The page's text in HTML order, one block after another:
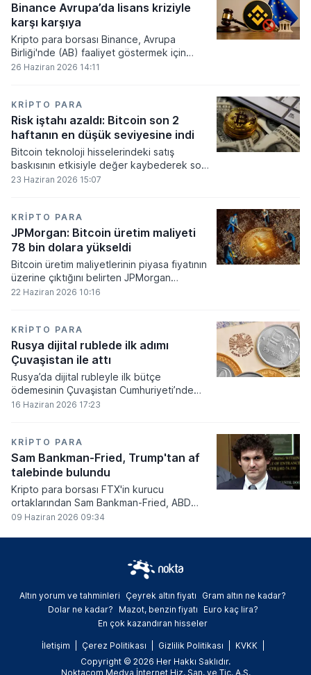
Binance Avrupa’da lisans kriziyle
karşı karşıya
Kripto para borsası Binance, Avrupa
Birliği'nde (AB) faaliyet göstermek için
gerekli düzenleyici onayları alamadı.
26 Haziran 2026 14:11
KRIPTO PARA
Risk iştahı azaldı: Bitcoin son 2
haftanın en düşük seviyesine indi
Bitcoin teknoloji hisselerindeki satış
baskısının etkisiyle değer kaybederek son
iki haftanın en düşük seviyesini gördü.
23 Haziran 2026 15:07
KRIPTO PARA
JPMorgan: Bitcoin üretim maliyeti
78 bin dolara yükseldi
Bitcoin üretim maliyetlerinin piyasa fiyatının
üzerine çıktığını belirten JPMorgan
analistleri, madencilik sektöründeki kârlılık
22 Haziran 2026 10:16
KRIPTO PARA
Rusya dijital rublede ilk adımı
Çuvaşistan ile attı
Rusya’da dijital rubleyle ilk bütçe
ödemesinin Çuvaşistan Cumhuriyeti’nde
gerçekleştirildiği bildirildi.
16 Haziran 2026 17:23
KRIPTO PARA
Sam Bankman-Fried, Trump'tan af
talebinde bulundu
Kripto para borsası FTX'in kurucu
ortaklarından Sam Bankman-Fried, ABD
Başkanı Donald Trump'tan resmi olarak af
09 Haziran 2026 09:34
Altın yorum ve tahminleri Çeyrek altın fiyatı
Gram altın ne kadar?
Dolar ne kadar?
Mazot, benzin fiyatı
Euro kaç lira?
En çok kazandıran hisseler
İletişim Çerez Politikası Gizlilik Politikası
KVKK
Copyright © 2026 Her Hakkı Saklıdır.
Noktacom Medya İnternet Hiz. San. ve Tic. A.Ş.